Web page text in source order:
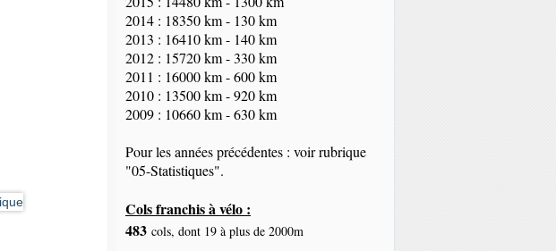
2014 : 18350km- 130 km
2013 : 16410 km - 140 km
2012 : 15720 km - 330 km
2011 : 16000 km - 600 km
2010 : 13500 km - 920 km
2009 : 10660 km - 630 km
Pour les années précédentes : voir rubrique
"05-Statistiques".
Cols franchis à vélo :
483 cols, dont 19 à plus de 2000m